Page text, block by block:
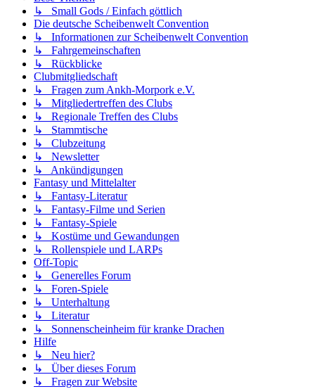
↳ Small Gods / Einfach göttlich
Die deutsche Scheibenwelt Convention
↳ Informationen zur Scheibenwelt Convention
↳ Fahrgemeinschaften
↳ Rückblicke
Clubmitgliedschaft
↳ Fragen zum Ankh-Morpork e.V.
↳ Mitgliedertreffen des Clubs
↳ Regionale Treffen des Clubs
↳ Stammtische
↳ Clubzeitung
↳ Newsletter
↳ Ankündigungen
Fantasy und Mittelalter
↳ Fantasy-Literatur
↳ Fantasy-Filme und Serien
↳ Fantasy-Spiele
↳ Kostüme und Gewandungen
↳ Rollenspiele und LARPs
Off-Topic
↳ Generelles Forum
↳ Foren-Spiele
↳ Unterhaltung
↳ Literatur
↳ Sonnenscheinheim für kranke Drachen
Hilfe
↳ Neu hier?
↳ Über dieses Forum
↳ Fragen zur Website